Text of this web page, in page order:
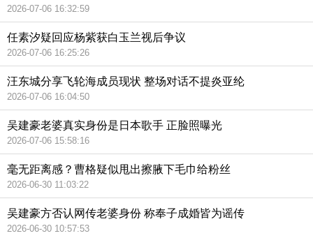
2026-07-06 16:32:59
任素汐疑回应杨紫获白玉兰视后争议
2026-07-06 16:25:26
汪东城分享飞轮海成员现状 整场对话不提炎亚纶
2026-07-06 16:04:50
吴建豪老婆真实身份是日本歌手 正脸照曝光
2026-07-06 15:58:16
毫无距离感？曹格疑似甩出擦腋下毛巾给粉丝
2026-06-30 11:03:22
吴建豪方否认网传老婆身份 称奉子成婚皆为谣传
2026-06-30 10:57:53